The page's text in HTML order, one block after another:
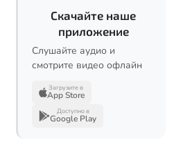
Скачайте наше
приложение
Слушайте аудио и
смотрите видео офлайн
Загрузите в
App Store
Доступно в
Google Play